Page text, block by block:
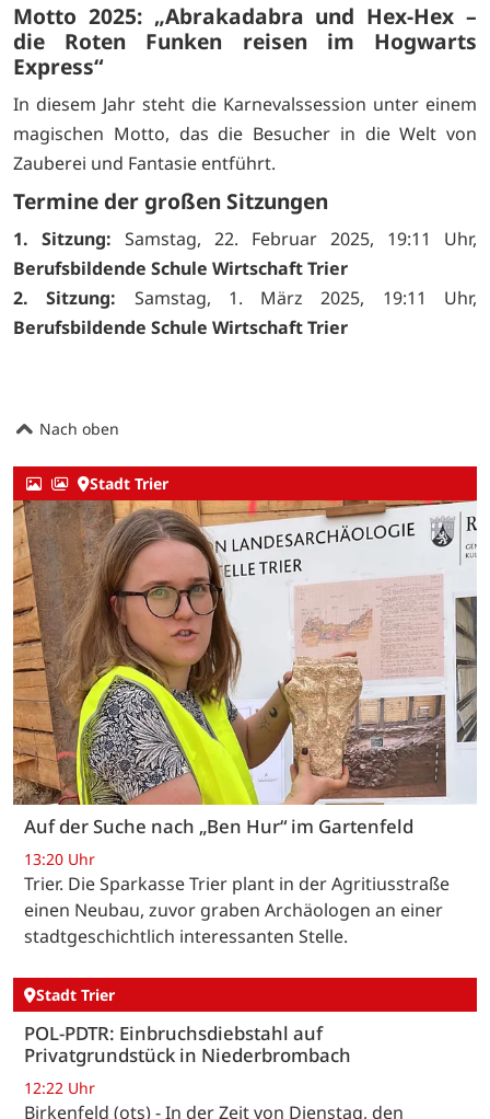
Motto 2025: „Abrakadabra und Hex-Hex –
die Roten Funken reisen im Hogwarts
Express“
In diesem Jahr steht die Karnevalssession unter einem
magischen Motto, das die Besucher in die Welt von
Zauberei und Fantasie entführt.
Termine der großen Sitzungen
1. Sitzung: Samstag, 22. Februar 2025, 19:11 Uhr,
Berufsbildende Schule Wirtschaft Trier
2. Sitzung: Samstag, 1. März 2025, 19:11 Uhr,
Berufsbildende Schule Wirtschaft Trier
Nach oben
Stadt Trier
Auf der Suche nach „Ben Hur“ im Gartenfeld
13:20 Uhr
Trier. Die Sparkasse Trier plant in der Agritiusstraße
einen Neubau, zuvor graben Archäologen an einer
stadtgeschichtlich interessanten Stelle.
Stadt Trier
POL-PDTR: Einbruchsdiebstahl auf
Privatgrundstück in Niederbrombach
12:22 Uhr
Birkenfeld (ots) - In der Zeit von Dienstag, den